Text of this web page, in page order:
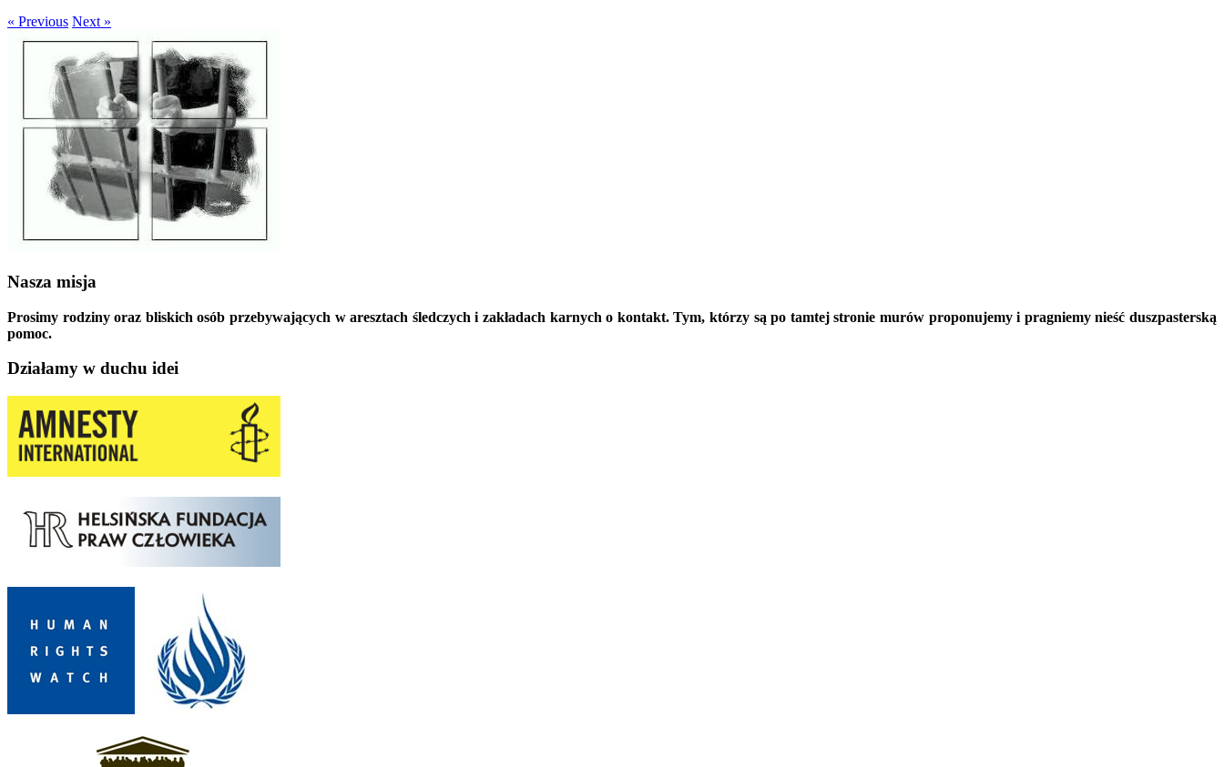
« Previous Next »
Nasza misja
Prosimy rodziny oraz bliskich osób przebywających w aresztach śledczych i zakładach karnych o kontakt. Tym, którzy są po tamtej stronie murów proponujemy i pragniemy nieść duszpasterską
pomoc.
Działamy w duchu idei